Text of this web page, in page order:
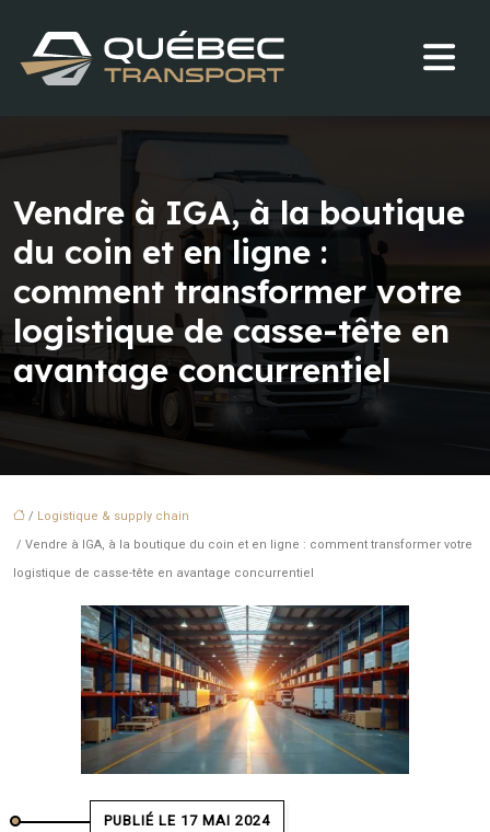
Vendre à IGA, à la boutique
du coin et en ligne :
comment transformer votre
logistique de casse-tête en
avantage concurrentiel
/ Logistique & supply chain
/ Vendre à IGA, à la boutique du coin et en ligne : comment transformer votre
logistique de casse-tête en avantage concurrentiel
PUBLIÉ LE 17 MAI 2024